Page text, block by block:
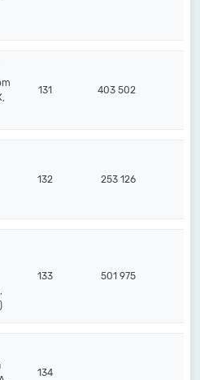
131 403 502
132 253 126
133 501 975
134